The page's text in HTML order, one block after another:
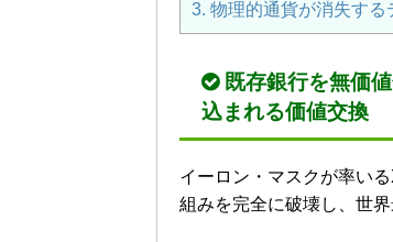
3. 物理的通貨が消失す
既存銀行を無価
込まれる価値交換
イーロン・マスクが率い
組みを完全に破壊し、世